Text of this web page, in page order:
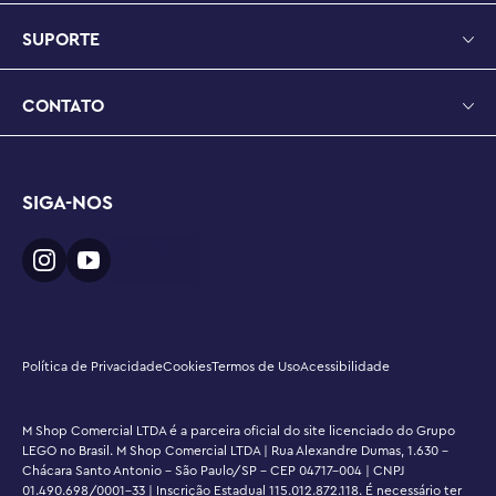
de largura.
SUPORTE
CONTATO
SIGA-NOS
Política de PrivacidadeCookiesTermos de UsoAcessibilidade
M Shop Comercial LTDA é a parceira oficial do site licenciado do Grupo
LEGO no Brasil. M Shop Comercial LTDA | Rua Alexandre Dumas, 1.630 -
Chácara Santo Antonio - São Paulo/SP - CEP 04717-004 | CNPJ
01.490.698/0001-33 | Inscrição Estadual 115.012.872.118. É necessário ter